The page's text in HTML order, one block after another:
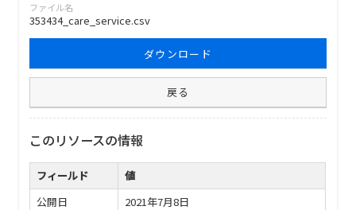
ファイル名
353434_care_service.csv
ダウンロード
戻る
このリソースの情報
フィールド
値
公開日
2021年7月8日